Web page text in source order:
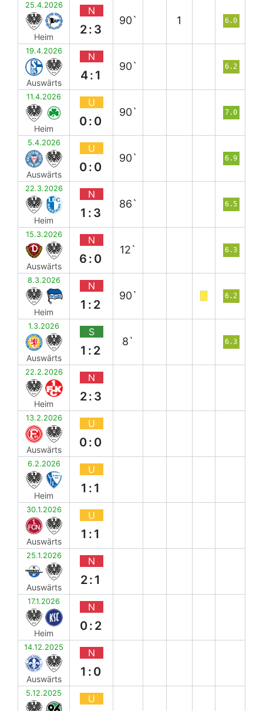
25.4.2026
Heim
N
2:3
90` 1 6.0
19.4.2026
Auswärts
N
4:1
90` 6.2
11.4.2026
Heim
U
0:0
90` 7.0
5.4.2026
Auswärts
U
0:0
90` 6.9
22.3.2026
Heim
N
1:3
86` 6.5
15.3.2026
Auswärts
N
6:0
12` 6.3
8.3.2026
Heim
N
1:2
90` 6.2
1.3.2026
Auswärts
S
1:2
8` 6.3
22.2.2026
Heim
N
2:3
13.2.2026
Auswärts
U
0:0
6.2.2026
Heim
U
1:1
30.1.2026
Auswärts
U
1:1
25.1.2026
Auswärts
N
2:1
17.1.2026
Heim
N
0:2
14.12.2025
Auswärts
N
1:0
5.12.2025 U